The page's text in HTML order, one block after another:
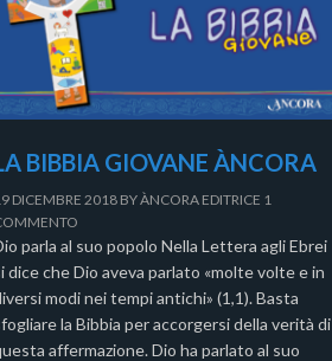
BIBBIA GIOVANE ÀNCORA
DICEMBRE 2018BYÀNCORA EDITRICE 1
parla al suo popolo Nella Lettera agli Ebrei
dice che Dio aveva parlato «molte volte e in
modi nei tempi antichi» (1,1). Basta
la Bibbia per accorgersi della verità di
affermazione. Dio ha parlato al suo